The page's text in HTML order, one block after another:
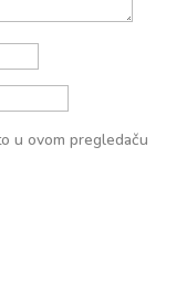
u ovom pregledaču